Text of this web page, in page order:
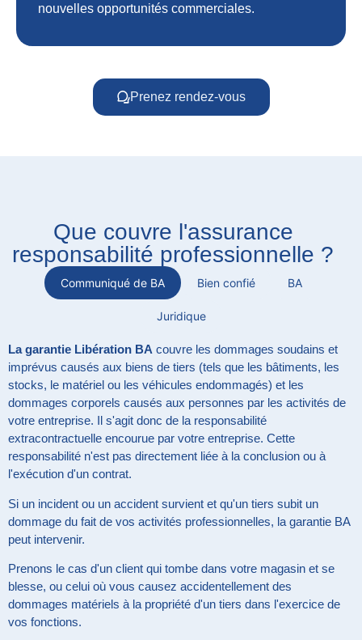
nouvelles opportunités commerciales.
Prenez rendez-vous
Que couvre l'assurance
responsabilité professionnelle ?
Communiqué de BA Bien confié BA
Juridique
La garantie Libération BA couvre les dommages soudains et
imprévus causés aux biens de tiers (tels que les bâtiments, les
stocks, le matériel ou les véhicules endommagés) et les
dommages corporels causés aux personnes par les activités de
votre entreprise. Il s'agit donc de la responsabilité
extracontractuelle encourue par votre entreprise. Cette
responsabilité n'est pas directement liée à la conclusion ou à
l'exécution d'un contrat.
Si un incident ou un accident survient et qu'un tiers subit un
dommage du fait de vos activités professionnelles, la garantie BA
peut intervenir.
Prenons le cas d'un client qui tombe dans votre magasin et se
blesse, ou celui où vous causez accidentellement des
dommages matériels à la propriété d'un tiers dans l'exercice de
vos fonctions.